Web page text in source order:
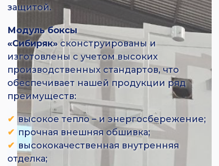
защитой.
Модуль боксы
«Сибиряк» сконструированы и
изготовлены с учетом высоких
производственных стандартов, что
обеспечивает нашей продукции ряд
преимуществ:
высокое тепло – и энергосбережение;
прочная внешняя обшивка;
высококачественная внутренняя
отделка;